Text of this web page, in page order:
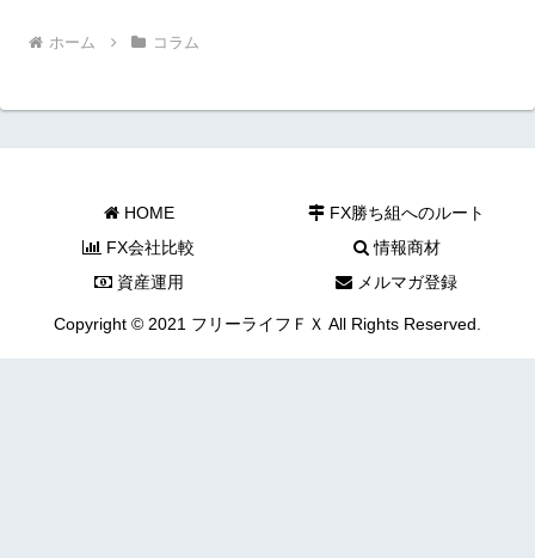
ホーム コラム
HOME
FX勝ち組へのルート
FX会社比較
情報商材
資産運用
メルマガ登録
Copyright © 2021 フリーライフＦＸ All Rights Reserved.